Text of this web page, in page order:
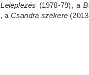
Leleplezés (1978-79), a
a Csandra szekere